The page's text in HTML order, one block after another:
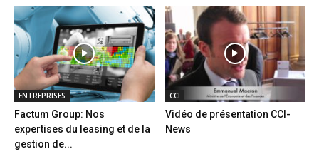
ENTREPRISES
Factum Group: Nos
expertises du leasing et de la
gestion de...
CCI
Vidéo de présentation CCI-
News